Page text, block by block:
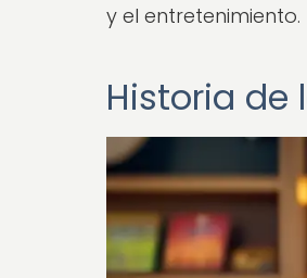
y el entretenimiento.
Historia de